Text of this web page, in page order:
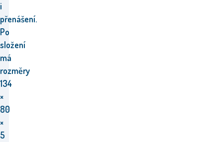
i
přenášení.
Po
složení
má
rozměry
134
×
80
×
5